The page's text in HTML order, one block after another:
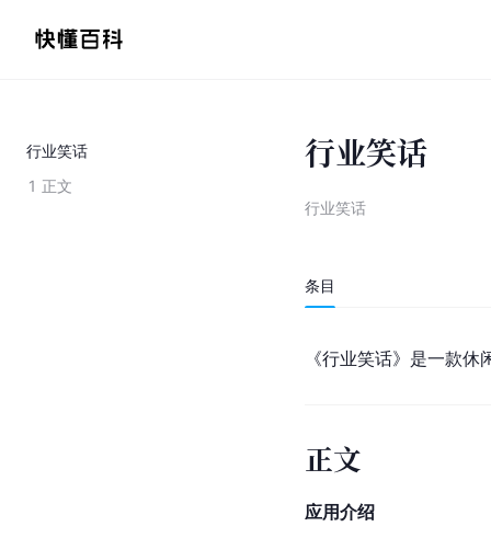
行业笑话
1 正文
行业笑话
行业笑话
条目
《行业笑话》是一款
正文
应用介绍